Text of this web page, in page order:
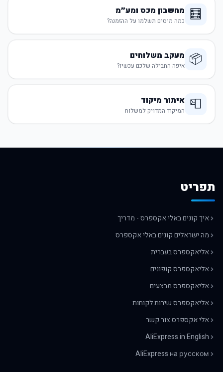
🧮 מחשבון מכס ומע״מ
כמה מיסים תשלמו על ההזמנה?
📦 מעקב משלוחים
איפה החבילה שלכם עכשיו?
📮 איתור מיקוד
המיקוד המדויק למשלוח
תפריט
איך קונים באלי אקספרס - מדריך
מה ישראלים קונים באלי אקספרס
אליאקספרס בעברית
אליאקספרס קופונים
אליאקספרס מבצעים
אליאקספרס שירות לקוחות
אלי אקספרס צור קשר
AliExpress in English
AliExpress на русском